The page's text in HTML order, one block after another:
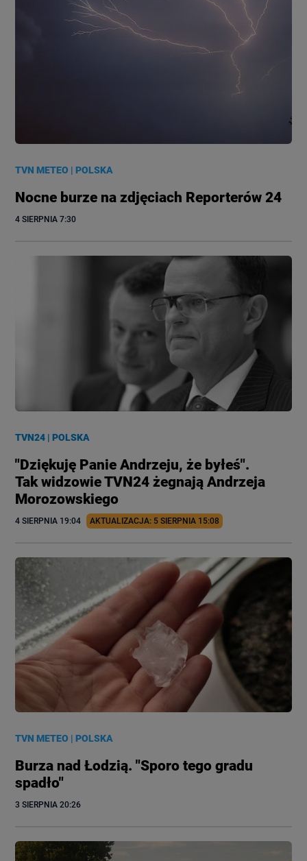
TVN METEO |POLSKA
Nocne burze na zdjęciach Reporterów 24
4 SIERPNIA 7:30
TVN24 |POLSKA
"Dziękuję Panie Andrzeju, że byłeś".
Tak widzowie TVN24 żegnają Andrzeja
Morozowskiego
4 SIERPNIA 19:04 AKTUALIZACJA: 5 SIERPNIA 15:08
TVN METEO |POLSKA
Burza nad Łodzią. "Sporo tego gradu
spadło"
3 SIERPNIA 20:26